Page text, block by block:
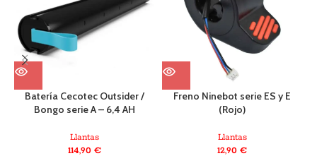
Batería Cecotec Outsider /
Bongo serie A – 6,4 AH
Llantas
114,90 €
Freno Ninebot serie ES y E
(Rojo)
Llantas
12,90€